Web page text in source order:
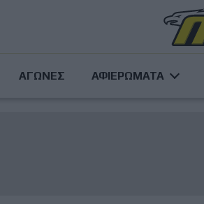
ΑΓΩΝΕΣ ΑΦΙΕΡΩΜΑΤΑ